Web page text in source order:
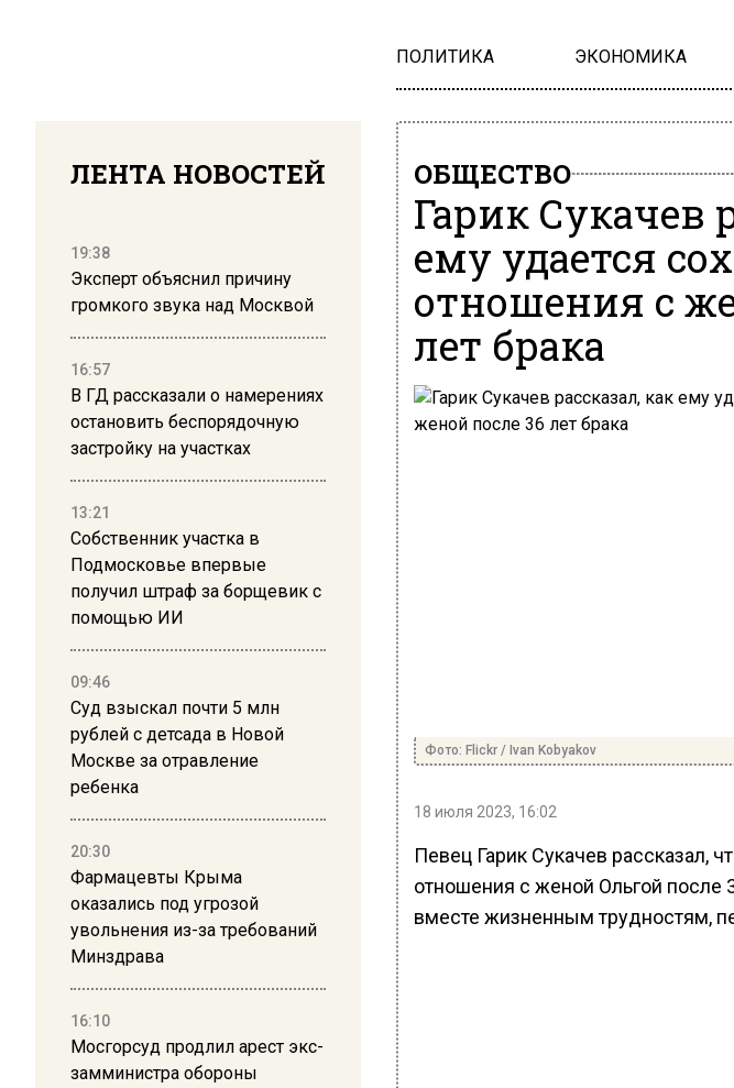
ПОЛИТИКА ЭКОНОМИКА
ЛЕНТА НОВОСТЕЙ
19:38
Эксперт объяснил причину
громкого звука над Москвой
16:57
В ГД рассказали о намерениях
остановить беспорядочную
застройку на участках
13:21
Собственник участка в
Подмосковье впервые
получил штраф за борщевик с
помощью ИИ
09:46
Суд взыскал почти 5 млн
рублей с детсада в Новой
Москве за отравление
ребенка
20:30
Фармацевты Крыма
оказались под угрозой
увольнения из-за требований
Минздрава
16:10
Мосгорсуд продлил арест экс-
замминистра обороны
ОБЩЕСТВО
Гарик Сукачев
ему удается
отношения с
лет брака
Фото: Flickr / Ivan Kobyakov
18 июля 2023, 16:02
Певец Гарик Сукачев рассказал,
отношения с женой Ольгой после
вместе жизненным трудностям,